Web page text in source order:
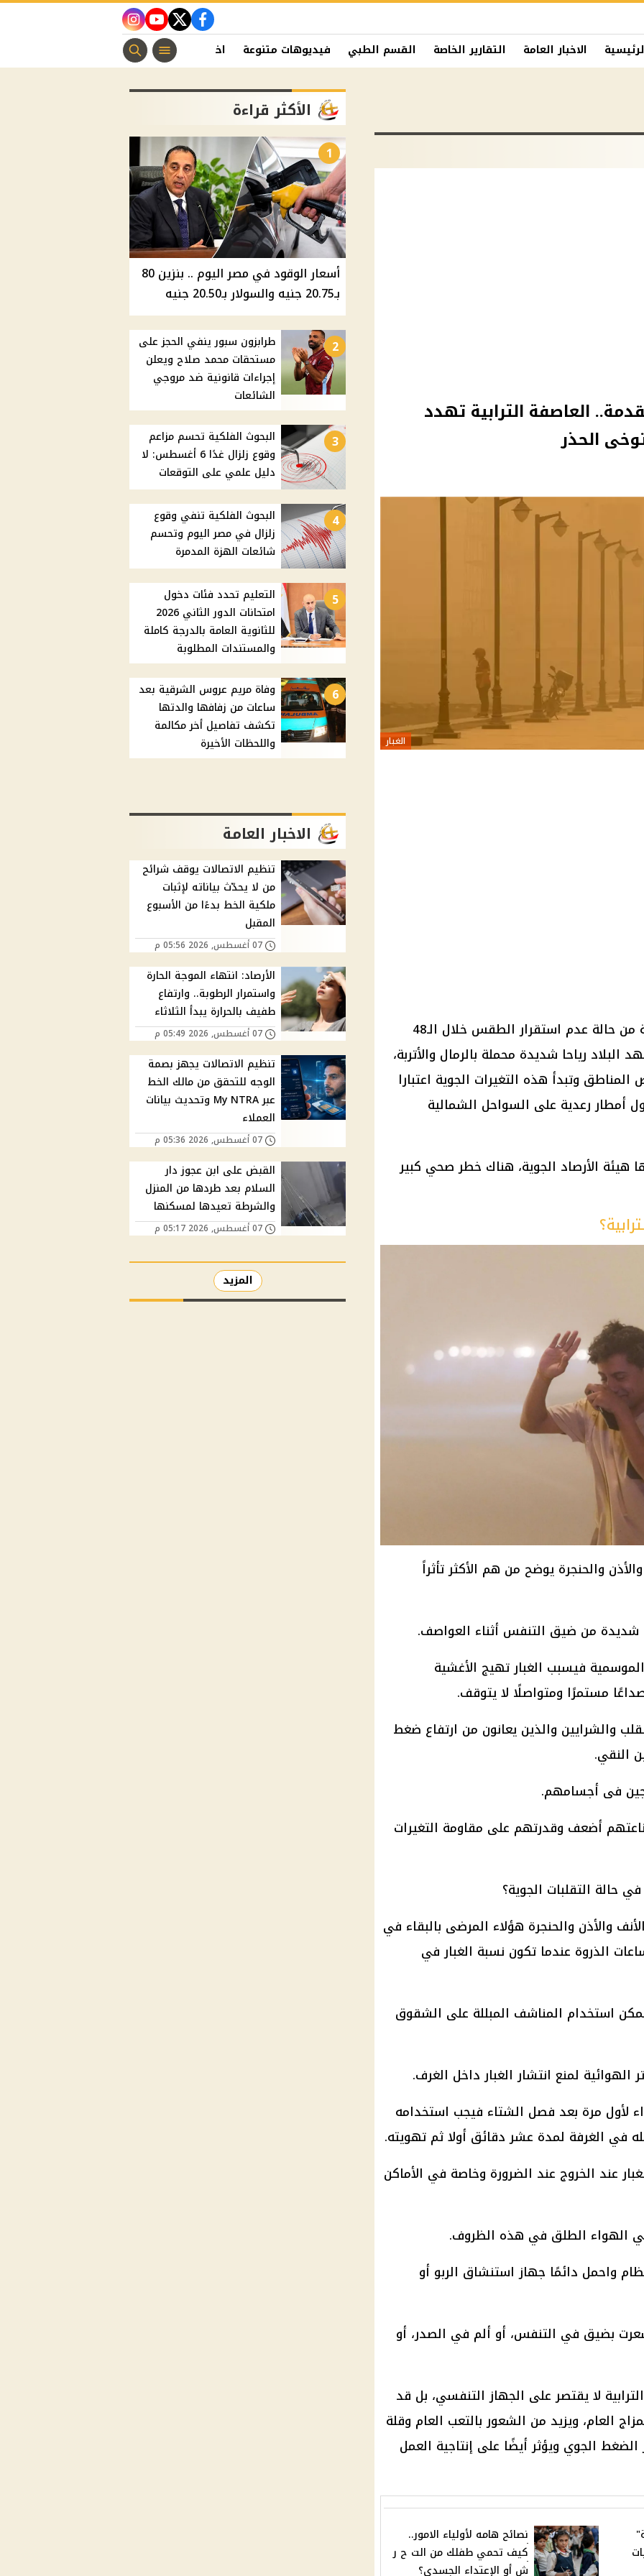
facebook
twitter
youtube
instagram
الاخبار العامة التقارير الخاصة القسم الطبي فيديوهات متنوعة اخبار الفن منوعات مسيحية
العاصفة الترابية تهدد
الحذر
الغبار
حذرت الهيئة العامة للأرصاد الجوية من حالة عدم استقرار الطقس خلال الـ48
رياحا شديدة محملة بالرمال والأتربة،
وتبدأ هذه التغيرات الجوية اعتبارا
أمطار رعدية على السواحل الشمالية
هيئة الأرصاد الجوية، هناك خطر صحي كبير
والحنجرة يوضح من هم الأكثر تأثراً
شديدة من ضيق التنفس أثناء العواصف.
فيسبب الغبار تهيج الأغشية
مستمرًا ومتواصلًا لا يتوقف.
والشرايين والذين يعانون من ارتفاع ضغط
النقي.
فى أجسامهم.
أضعف وقدرتهم على مقاومة التغيرات
حالة التقلبات الجوية؟
والأذن والحنجرة هؤلاء المرضى بالبقاء في
الذروة عندما تكون نسبة الغبار في
استخدام المناشف المبللة على الشقوق
لمنع انتشار الغبار داخل الغرف.
لأول مرة بعد فصل الشتاء فيجب استخدامه
في الغرفة لمدة عشر دقائق أولا ثم تهويته.
عند الخروج عند الضرورة وخاصة في الأماكن
الهواء الطلق في هذه الظروف.
واحمل دائمًا جهاز استنشاق الربو أو
بضيق في التنفس، أو ألم في الصدر، أو
لا يقتصر على الجهاز التنفسي، بل قد
العام، ويزيد من الشعور بالتعب العام وقلة
الجوي ويؤثر أيضًا على إنتاجية العمل
نصائح هامه لأولياء الامور..
كيف تحمي طفلك من الت ح ر
ش أو الإعتداء الجسدى؟
الأكثر قراءة
1
أسعار الوقود في مصر اليوم .. بنزين 80
بـ20.75 جنيه والسولار بـ20.50 جنيه
2
طرابزون سبور ينفي الحجز على
مستحقات محمد صلاح ويعلن
إجراءات قانونية ضد مروجي
الشائعات
3
البحوث الفلكية تحسم مزاعم
وقوع زلزال غدًا 6 أغسطس: لا
دليل علمي على التوقعات
4
البحوث الفلكية تنفي وقوع
زلزال في مصر اليوم وتحسم
شائعات الهزة المدمرة
5
التعليم تحدد فئات دخول
امتحانات الدور الثاني 2026
للثانوية العامة بالدرجة كاملة
والمستندات المطلوبة
6
وفاة مريم عروس الشرقية بعد
ساعات من زفافها والدتها
تكشف تفاصيل أخر مكالمة
واللحظات الأخيرة
الاخبار العامة
تنظيم الاتصالات يوقف شرائح
من لا يحدّث بياناته لإثبات
ملكية الخط بدءًا من الأسبوع
المقبل
07 أغسطس, 2026 05:56 م
الأرصاد: انتهاء الموجة الحارة
واستمرار الرطوبة.. وارتفاع
طفيف بالحرارة يبدأ الثلاثاء
07 أغسطس, 2026 05:49 م
تنظيم الاتصالات يجهز بصمة
الوجه للتحقق من مالك الخط
عبر My NTRA وتحديث بيانات
العملاء
07 أغسطس, 2026 05:36 م
القبض على ابن عجوز دار
السلام بعد طردها من المنزل
والشرطة تعيدها لمسكنها
07 أغسطس, 2026 05:17 م
المزيد